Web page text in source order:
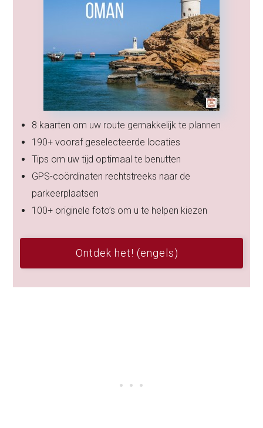
8 kaarten om uw route gemakkelijk te plannen
190+ vooraf geselecteerde locaties
Tips om uw tijd optimaal te benutten
GPS-coördinaten rechtstreeks naar de
parkeerplaatsen
100+ originele foto’s om u te helpen kiezen
Ontdek het! (engels)